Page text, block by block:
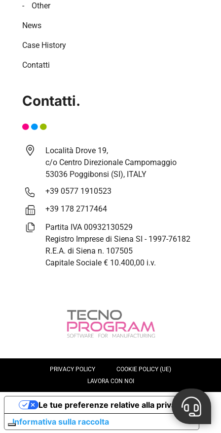
Other
News
Case History
Contatti
Contatti.
Località Drove 19,
c/o Centro Direzionale Campomaggio
53036 Poggibonsi (SI), ITALY
+39 0577 1910523
+39 178 2717464
Partita IVA 00932130529
Registro Imprese di Siena SI - 1997-76182
R.E.A. di Siena n. 107505
Capitale Sociale € 10.400,00 i.v.
PRIVACY POLICY
COOKIE POLICY (UE)
LAVORA CON NOI
Informativa sulla raccolta
Le tue preferenze relative alla privacy